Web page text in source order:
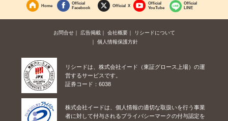
Home
Official
Facebook
Official X
Official
YouTube
Official
LINE
お問合せ 広告掲載 会社概要
リシードについて
個人情報保護方針
リシードは、株式会社イード（東証グロース上場）の運
営するサービスです。
証券コード：6038
株式会社イードは、個人情報の適切な取扱いを行う事業
者に対して付与されるプライバシーマークの付与認定を